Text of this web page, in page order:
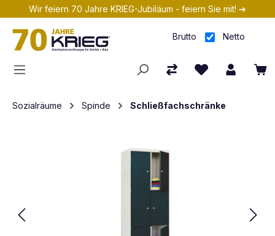
Zum Hauptinhalt springen
Wir feiern 70 Jahre KRIEG-Jubiläum - feiern Sie mit! ➔
Brutto Netto
Sozialräume Spinde Schließfachschränke